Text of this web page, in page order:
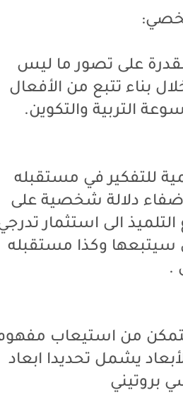
على تصور ما ليس
بناء تتبع من الأفعال
التربية والتكوين.
للتفكير في مستقبله
دلالة شخصية على
الى استثمار
سيتبعها وكذا مستقبله
.
نتمكن من استيعاب
يشمل تحديدا ابعاد
بروتيني